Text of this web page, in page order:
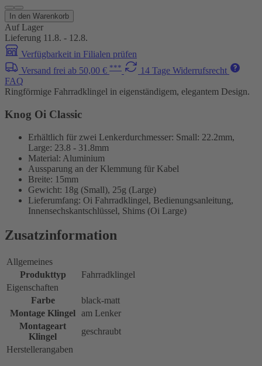
In den Warenkorb
Auf Lager
Lieferung 11.8. - 12.8.
Verfügbarkeit in Filialen prüfen
Versand frei ab 50,00 € ***
14 Tage Widerrufsrecht
FAQ
Ringförmige Fahrradklingel in eigenständigem, elegantem Design.
Knog Oi Classic
Erhältlich für zwei Lenkerdurchmesser: Small: 22.2mm,
Large: 23.8 - 31.8mm
Material: Aluminium
Aussparung an der Klemmung für Kabel
Breite: 15mm
Gewicht: 18g (Small), 25g (Large)
Lieferumfang: Oi Fahrradklingel, Bedienungsanleitung,
Innensechskantschlüssel, Shims (Oi Large)
Zusatzinformation
Allgemeines
Produkttyp
Fahrradklingel
Eigenschaften
Farbe
black-matt
Montage Klingel am Lenker
Montageart
Klingel
geschraubt
Herstellerangaben